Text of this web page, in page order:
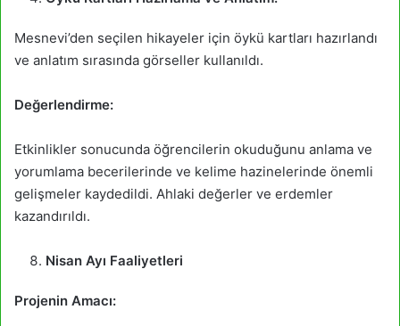
Mesnevi’den seçilen hikayeler için öykü kartları hazırlandı
ve anlatım sırasında görseller kullanıldı.
Değerlendirme:
Etkinlikler sonucunda öğrencilerin okuduğunu anlama ve
yorumlama becerilerinde ve kelime hazinelerinde önemli
gelişmeler kaydedildi. Ahlaki değerler ve erdemler
kazandırıldı.
Nisan Ayı Faaliyetleri
Projenin Amacı: